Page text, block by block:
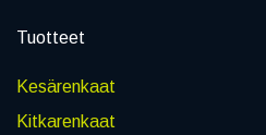
Tuotteet
Kesärenkaat
Kitkarenkaat